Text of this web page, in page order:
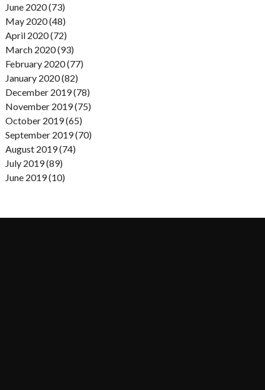
June 2020 (73)
May 2020 (48)
April 2020 (72)
March 2020 (93)
February 2020 (77)
January 2020 (82)
December 2019 (78)
November 2019 (75)
October 2019 (65)
September 2019 (70)
August 2019 (74)
July 2019 (89)
June 2019 (10)